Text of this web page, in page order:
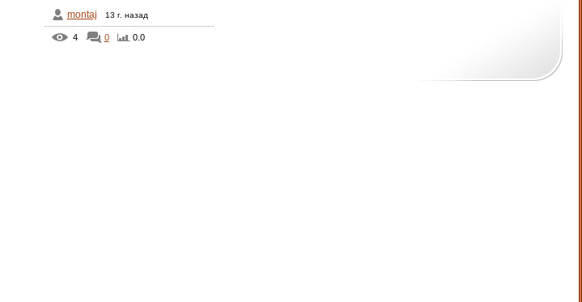
montaj 13 г. назад
4 0 0.0